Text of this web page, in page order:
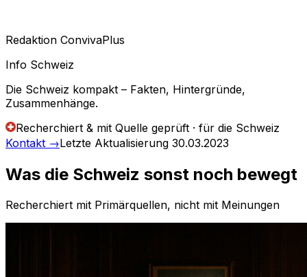
Redaktion ConvivaPlus
Info Schweiz
Die Schweiz kompakt – Fakten, Hintergründe,
Zusammenhänge.
Recherchiert & mit Quelle geprüft · für die Schweiz
Kontakt →Letzte Aktualisierung 30.03.2023
Was die Schweiz sonst noch bewegt
Recherchiert mit Primärquellen, nicht mit Meinungen